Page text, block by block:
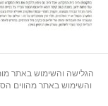
הגלישה והשימוש באתר
והשימוש באתר מהווים